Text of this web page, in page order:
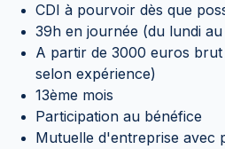
CDI à pourvoir dès que
39h en journée (du lundi
A partir de 3000 euros
selon expérience)
13ème mois
Participation au bénéfice
Mutuelle d'entreprise avec